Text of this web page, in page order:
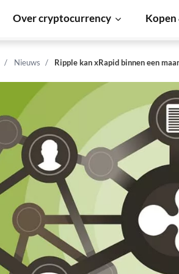
Over cryptocurrency Kopen
Nieuws Ripple kan xRapid binnen een